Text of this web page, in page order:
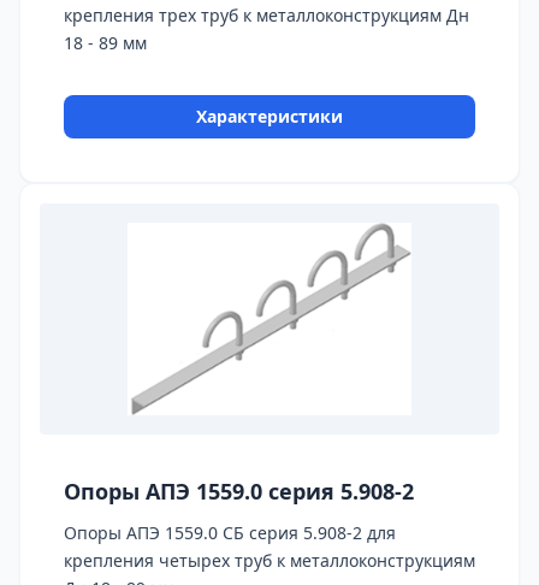
крепления трех труб к металлоконструкциям Дн
18 - 89 мм
Характеристики
Опоры АПЭ 1559.0 серия 5.908-2
Опоры АПЭ 1559.0 СБ серия 5.908-2 для
крепления четырех труб к металлоконструкциям